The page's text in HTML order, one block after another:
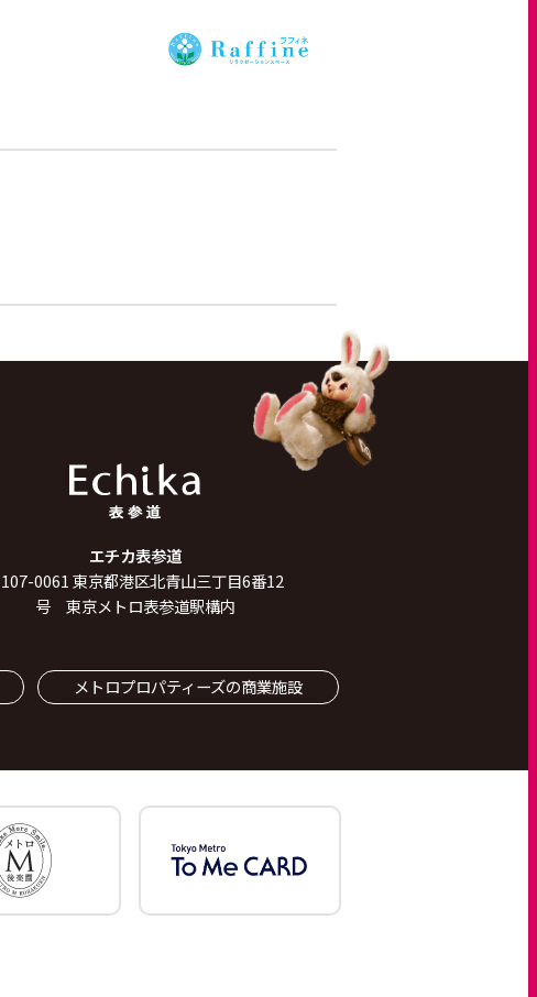
エチカ表参道
107-0061東京都港区北青山三丁目6番12
号 東京メトロ表参道駅構内
メトロプロパティーズの商業施設